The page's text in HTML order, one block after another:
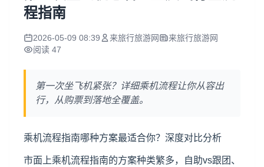
程指南
2026-05-09 08:39 来旅行旅游网
来旅行旅游网
阅读 47
第一次坐飞机紧张？详细乘机流程让你从容出
行，从购票到落地全覆盖。
乘机流程指南哪种方案最适合你？深度对比分析
市面上乘机流程指南的方案种类繁多，自助vs跟团、